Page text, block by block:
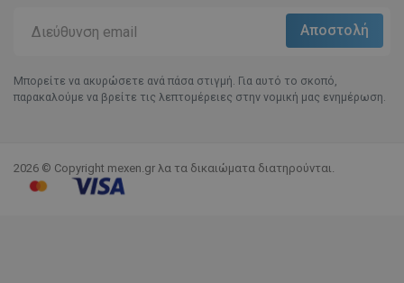
Μπορείτε να ακυρώσετε ανά πάσα στιγμή. Για αυτό το σκοπό,
παρακαλούμε να βρείτε τις λεπτομέρειες στην νομική μας ενημέρωση.
2026 © Copyright mexen.gr λα τα δικαιώματα διατηρούνται.